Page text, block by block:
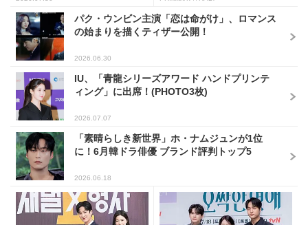
パク・ウンビン主演「恋は命がけ」、ロマンス
の始まりを描くティザー公開！
2026.06.30
IU、「青龍シリーズアワード ハンドプリンテ
ィング」に出席！(PHOTO3枚)
2026.07.07
「素晴らしき新世界」ホ・ナムジュンが1位
に！6月韓ドラ俳優 ブランド評判トップ5
2026.06.18